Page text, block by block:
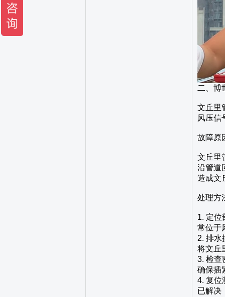
二、博
文丘里
风压信
故障原
文丘里
沿管道
造成文
处理方
1. 定位
常位于
2. 排水
将文丘
3. 检查
确保插
4. 复位
已解决